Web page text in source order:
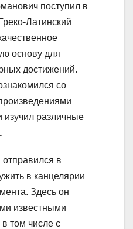
поступил в
Латинский
основу для
достижений.
со
изучил различные
в
в канцелярии
Здесь он
известными
том числе с